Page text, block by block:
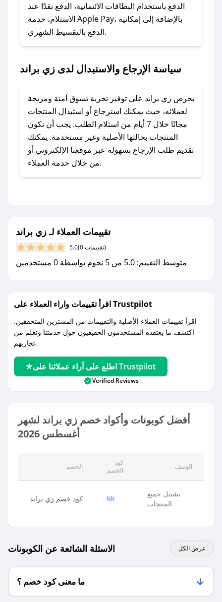
### ماذا أفعل إذا لم أجد كود خصم لمتجري
المفضل؟
في حال عدم توفر كوبونات لمتجرك المفضل، يمكنك
أسرع وقت ممكن.
### كيف تحصل على كوبونات خصم حصرية من زي
براند؟
للحصول على كوبونات وخصومات حصرية، قم بما
يلي:
- اضغط على أيقونة متابعة لمتجر زي براند في تطبيق
صحصح.
مع صحصح، تسوق بذكاء ووفّر على كل مشترياتك مع
الدفع باستخدام البطاقات الائتمانية، الدفع نقدًا عند
الاستلام، خدمة Apple Pay، بالإضافة إلى إمكانية
الدفع بالتقسيط الشهري.
سياسة الإرجاع والاستبدال لدى زي براند
يحرص زي براند على توفير تجربة تسوق آمنة ومريحة
لعملائه، حيث يمكنك استرجاع أو استبدال المنتجات
مجانًا خلال 7 أيام من استلام الطلب. يجب أن تكون
المنتجات بحالتها الأصلية وغير مستخدمة. يمكنك
تقديم طلب الإرجاع بسهولة عبر موقعنا الإلكتروني أو
من خلال خدمة العملاء.
تقييمات العملاء لـ زي براند
5.0 (0 تقييمات)
متوسط التقييم: 5.0 من 5 نجوم بواسطة 0 مستخدمين
اقرأ تقييمات واراء العملاء على Trustpilot
اقرأ تقييمات العملاء الأصلية والتقييمات من المشترين المتحققين.
اكتشف ما يعتقده المستخدمون الحقيقيون حول خدمتنا وتعلم من
تجاربهم.
اطلع على آراء عملائنا على Trustpilot
Verified Reviews
أفضل كوبونات وأكواد خصم زي براند لشهر
أغسطس 2026
الخصم
كود
الخصم
الوصف
كود خصم زي براند NN
يشمل جميع
المنتجات
الاسئلة الشائعة عن الكوبونات عرض الكل
ما معنى كود خصم ؟